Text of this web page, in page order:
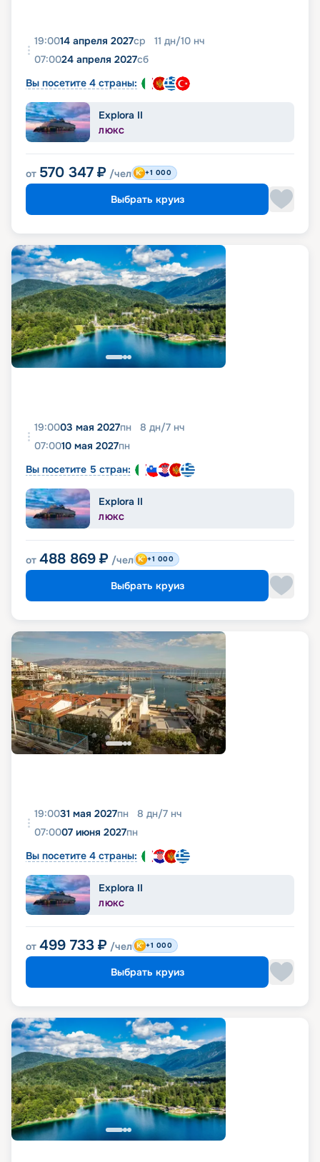
19:0014 апреля 2027ср 11 дн/10 нч
07:0024 апреля 2027сб
Вы посетите 4 страны:
Explora II
ЛЮКС
от 570 347 ₽ /чел +1 000
Выбрать круиз
19:0003 мая 2027пн 8 дн/7 нч
07:0010 мая 2027пн
Вы посетите 5 стран:
Explora II
ЛЮКС
от 488 869 ₽ /чел +1 000
Выбрать круиз
19:0031 мая 2027пн 8 дн/7 нч
07:0007 июня 2027пн
Вы посетите 4 страны:
Explora II
ЛЮКС
от 499 733 ₽ /чел +1 000
Выбрать круиз